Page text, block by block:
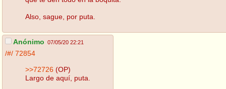
Also, sague, por puta.
Anónimo 07/05/20 22:21
/#/ 72854
>>72726 (OP)
Largo de aquí, puta.